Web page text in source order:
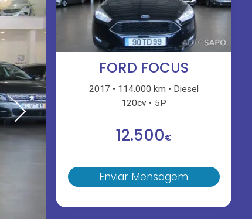
FORD FOCUS
2017 114.000 km
Diesel
120cv
5P
12.500€
Enviar Mensagem